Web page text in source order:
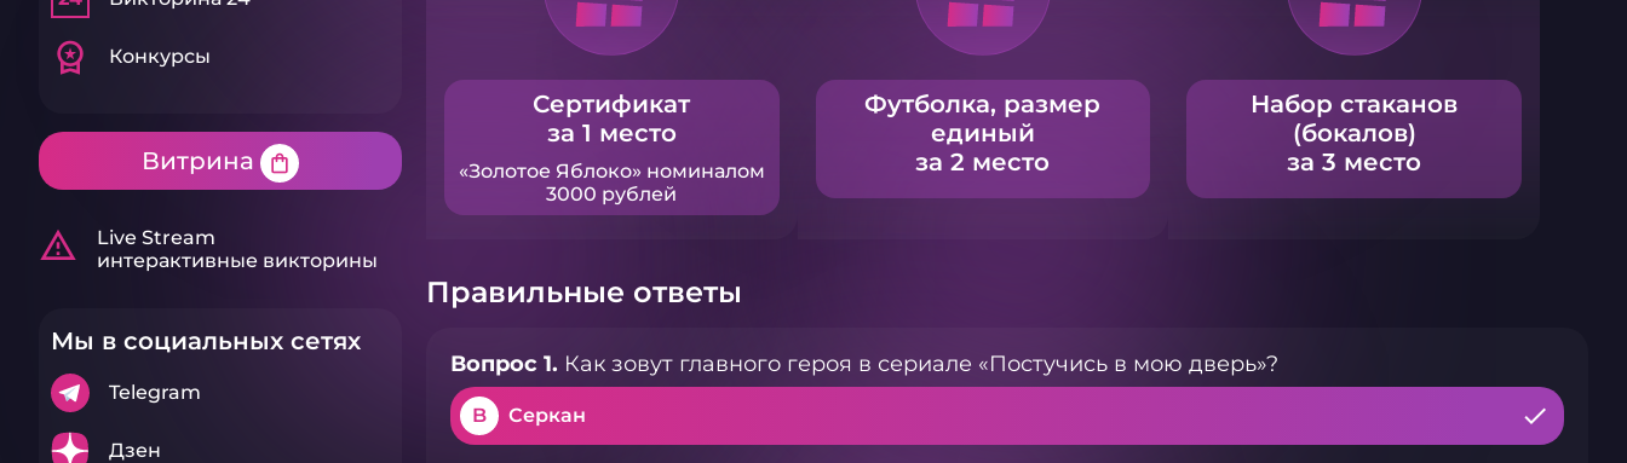
workspace_premium Конкурсы
Витрина shopping_bag
warning_amber
Live Stream
интерактивные викторины
Мы в социальных сетях
Telegram
Дзен
Сертификат
за 1 место
«Золотое Яблоко» номиналом
3000 рублей
Футболка, размер
единый
за 2 место
Набор стаканов
(бокалов)
за 3 место
Правильные ответы
Вопрос 1. Как зовут главного героя в сериале «Постучись в мою дверь»?
B Серкан